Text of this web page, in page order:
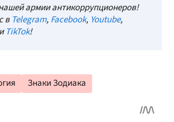
армии антикоррупционеров!
в Telegram, Facebook, Youtube,
TikTok!
Знаки Зодиака